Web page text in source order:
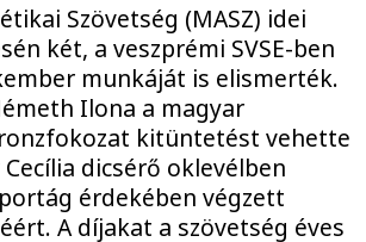
Szövetség (MASZ) idei
két, a veszprémi SVSE-ben
munkáját is elismerték.
Ilona a magyar
kitüntetést vehette
dicsérő oklevélben
érdekében végzett
A díjakat a szövetség éves